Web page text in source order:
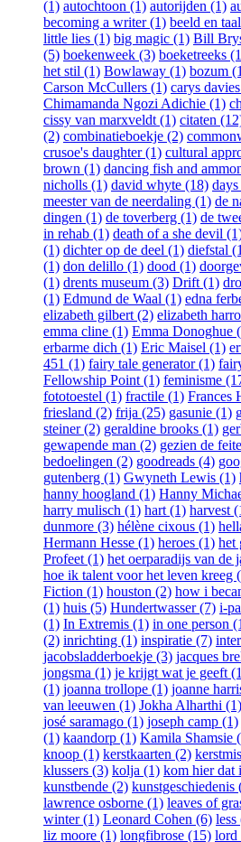
(1) autochtoon (1) autorijden (1)
becoming a writer (1) beeld en
little lies (1) big magic (1) Bill
(5) boekenweek (3) boeketreeks
het stil (1) Bowlaway (1) bozum
Carson McCullers (1) carys
Chimamanda Ngozi Adichie (1)
cissy van marxveldt (1) citaten
(2) combinatieboekje (2)
crusoe's daughter (1) cultural
brown (1) dancing fish and
nicholls (1) david whyte (18)
meester van de neerdaling (1) de
dingen (1) de toverberg (1) de
in rehab (1) death of a she devil
(1) dichter op de deel (1) diefstal
(1) don delillo (1) dood (1)
(1) drents museum (3) Drift (1)
(1) Edmund de Waal (1) edna
elizabeth gilbert (2) elizabeth
emma cline (1) Emma Donoghue
erbarme dich (1) Eric Maisel (1)
451 (1) fairy tale generator (1)
Fellowship Point (1) feminisme
fototoestel (1) fractile (1) Frances
friesland (2) frija (25) gasunie (1)
steiner (2) geraldine brooks (1)
gewapende man (2) gezien de
bedoelingen (2) goodreads (4)
gutenberg (1) Gwyneth Lewis (1)
hanny hoogland (1) Hanny
harry mulisch (1) hart (1) harvest
dunmore (3) hélène cixous (1)
Hermann Hesse (1) heroes (1) het
Profeet (1) het oerparadijs van de
hoe ik talent voor het leven kreeg
Fiction (1) houston (2) how i
(1) huis (5) Hundertwasser (7) i-
(1) In Extremis (1) in one person
(2) inrichting (1) inspiratie (7)
jacobsladderboekje (3) jacques
jongsma (1) je krijgt wat je geeft
(1) joanna trollope (1) joanne
van leeuwen (1) Jokha Alharthi (1)
josé saramago (1) joseph camp (1)
(1) kaandorp (1) Kamila Shamsie
knoop (1) kerstkaarten (2)
klussers (3) kolja (1) kom hier dat
kunstbende (2) kunstgeschiedenis
lawrence osborne (1) leaves of
winter (1) Leonard Cohen (6) less
liz moore (1) longfibrose (15) lord